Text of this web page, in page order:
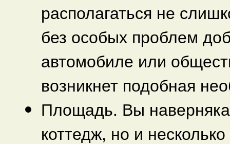
располагаться не
без особых проблем
автомобиле или
возникнет подобная
Площадь. Вы наверняка
коттедж, но и